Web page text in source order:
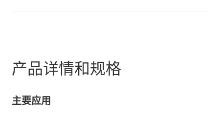
产品详情和规格
主要应用